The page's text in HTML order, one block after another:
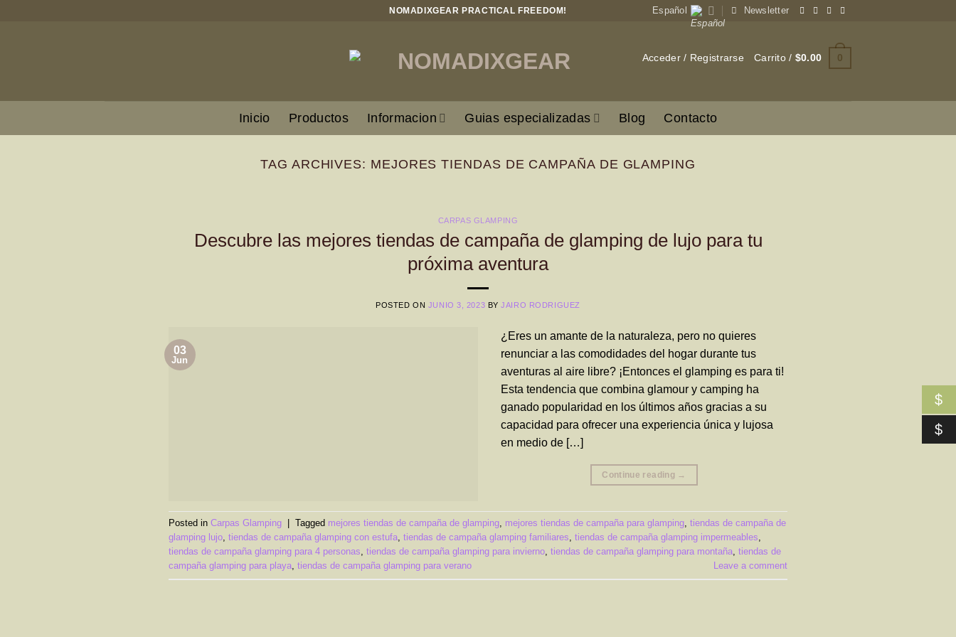
NOMADIXGEAR PRACTICAL FREEDOM! Español Newsletter
Acceder / Registrarse Carrito / $0.00 0
Inicio Productos Informacion Guias especializadas Blog Contacto
TAG ARCHIVES: MEJORES TIENDAS DE CAMPAÑA DE GLAMPING
CARPAS GLAMPING
Descubre las mejores tiendas de campaña de glamping de lujo para tu
próxima aventura
POSTED ON JUNIO 3, 2023 BYJAIRO RODRIGUEZ
03
Jun
¿Eres un amante de la naturaleza, pero no quieres
renunciar a las comodidades del hogar durante tus
aventuras al aire libre? ¡Entonces el glamping es para ti!
Esta tendencia que combina glamour y camping ha
ganado popularidad en los últimos años gracias a su
capacidad para ofrecer una experiencia única y lujosa
en medio de […]
Continue reading →
Posted in Carpas Glamping Tagged mejores tiendas de campaña de glamping, mejores tiendas de campaña para glamping, tiendas de campaña de
glamping lujo, tiendas de campaña glamping con estufa, tiendas de campaña glamping familiares, tiendas de campaña glamping impermeables,
tiendas de campaña glamping para 4 personas, tiendas de campaña glamping para invierno, tiendas de campaña glamping para montaña, tiendas de
campaña glamping para playa, tiendas de campaña glamping para verano Leave a comment
$
$